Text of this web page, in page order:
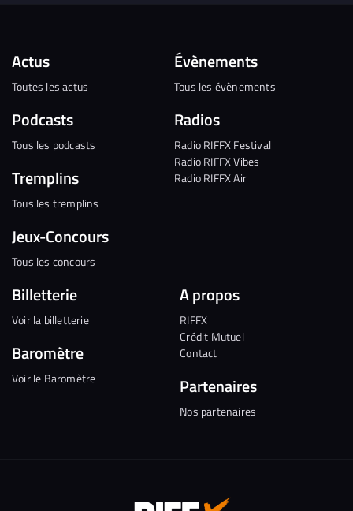
Actus
Toutes les actus
Podcasts
Tous les podcasts
Tremplins
Tous les tremplins
Jeux-Concours
Tous les concours
Évènements
Tous les évènements
Radios
Radio RIFFX Festival
Radio RIFFX Vibes
Radio RIFFX Air
Billetterie
Voir la billetterie
Baromètre
Voir le Baromètre
A propos
RIFFX
Crédit Mutuel
Contact
Partenaires
Nos partenaires